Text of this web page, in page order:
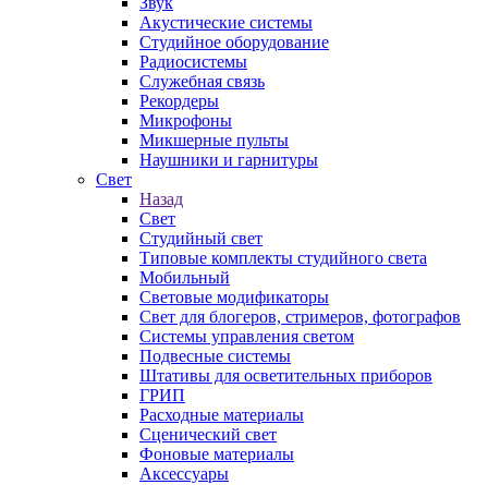
Акустические системы
Студийное оборудование
Радиосистемы
Служебная связь
Рекордеры
Микрофоны
Микшерные пульты
Наушники и гарнитуры
Свет
Назад
Свет
Студийный свет
Типовые комплекты студийного света
Мобильный
Световые модификаторы
Свет для блогеров, стримеров, фотографов
Системы управления светом
Подвесные системы
Штативы для осветительных приборов
ГРИП
Расходные материалы
Сценический свет
Фоновые материалы
Аксессуары